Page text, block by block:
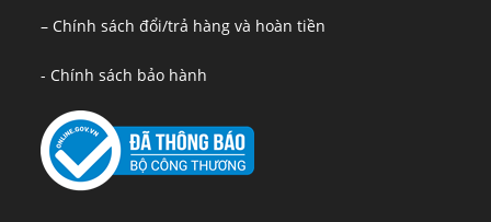
– Chính sách đổi/trả hàng và hoàn tiền
- Chính sách bảo hành